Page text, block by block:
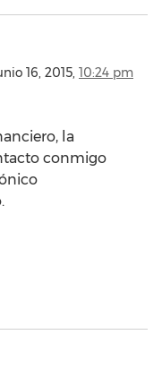
16, 2015, 10:24 pm
la
conmigo